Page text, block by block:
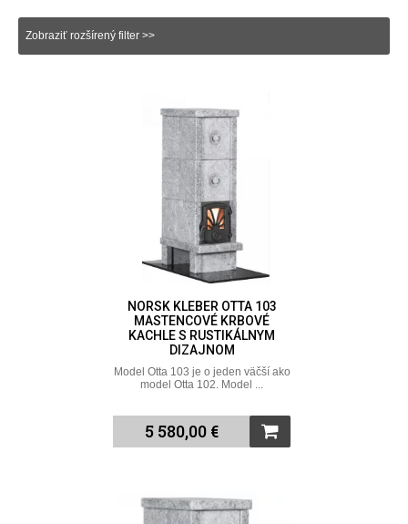
sa za ním skrýva doživotná záruka. Neváhajte a vyberte si tú
najlepšiu pre vás na Krbyonline.sk
Zobraziť rozšírený filter >>
NORSK KLEBER OTTA 103
MASTENCOVÉ KRBOVÉ
KACHLE S RUSTIKÁLNYM
DIZAJNOM
Model Otta 103 je o jeden väčší ako
model Otta 102. Model ...
5 580,00 €